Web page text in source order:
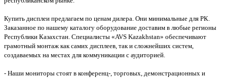
Купить дисплеи предлагаем по ценам дилера. Они минимальные для РК.
Заказанное по нашему каталогу оборудование доставим в любые регионы
Республики Казахстан. Специалисты «AVS Kazakhstan» обеспечивают
грамотный монтаж как самих дисплеев, так и сложнейших систем,
создаваемых на местах для коммуникации с аудиторией.
- Наши мониторы стоят в конференц-, торговых, демонстрационных и